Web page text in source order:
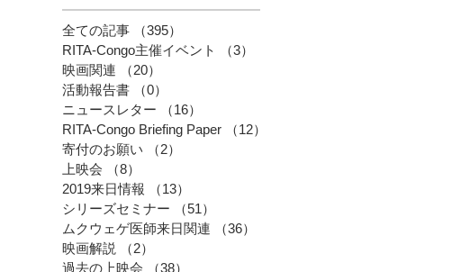
全ての記事 （395）
RITA-Congo主催イベント
（3）
映画関連
（20）
活動報告書
（0）
ニュースレター
（16）
RITA-Congo Briefing Paper
（12）
寄付のお願い
（2）
上映会
（8）
2019来日情報
（13）
シリーズセミナー
（51）
ムクウェゲ医師来日関連
（36）
映画解説
（2）
過去の上映会
（38）